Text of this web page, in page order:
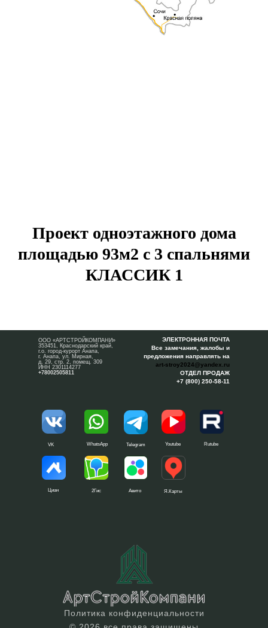
Проект одноэтажного дома
площадью 93м2 с 3 спальнями
КЛАССИК 1
Youtube
WhatsApp
VK Telegram
Авито Я.Карты
Rutube
Циан 2Гис
ООО «АРТСТРОЙКОМПАНИ»
353451, Краснодарский край,
г.о. город-курорт Анапа,
г. Анапа, ул. Мирная,
д. 29, стр. 2, помещ. 309
ИНН 2301114277
+78002505811
ЭЛЕКТРОННАЯ ПОЧТА
Все замечания, жалобы и
предложения направлять на
art-stroy2024@yandex.ru
ОТДЕЛ ПРОДАЖ
+7 (800) 250-58-11
Политика конфиденциальности